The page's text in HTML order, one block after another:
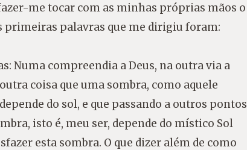
me tocar com as minhas próprias mãos o
primeiras palavras que me dirigiu foram:
Numa compreendia a Deus, na outra via a
coisa que uma sombra, como aquele
do sol, e que passando a outros pontos
isto é, meu ser, depende do místico Sol
esta sombra. O que dizer além de como